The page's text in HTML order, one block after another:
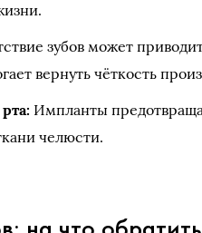
зубов может
вернуть чёткость
Импланты
челюсти.